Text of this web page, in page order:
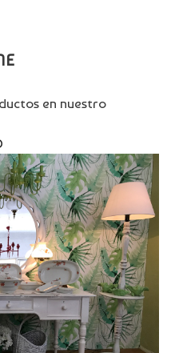
en nuestro